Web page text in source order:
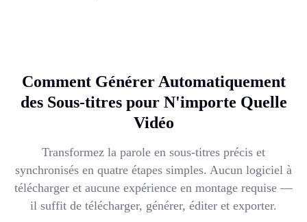
Comment Générer Automatiquement
des Sous-titres pour N'importe Quelle
Vidéo
Transformez la parole en sous-titres précis et
synchronisés en quatre étapes simples. Aucun logiciel à
télécharger et aucune expérience en montage requise —
il suffit de télécharger, générer, éditer et exporter.